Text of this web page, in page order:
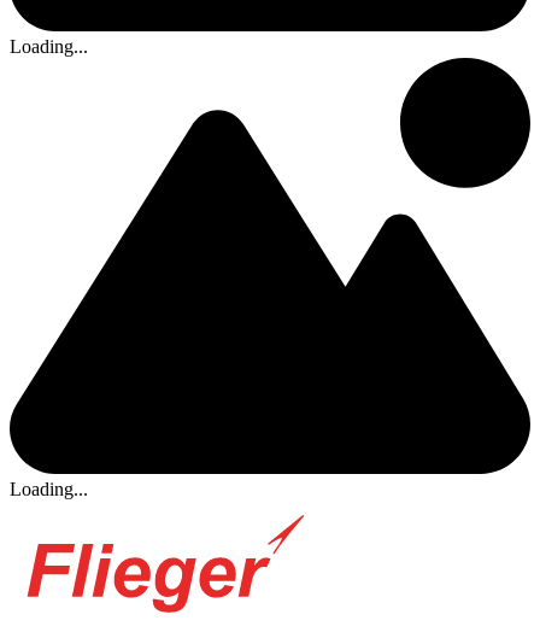
Loading...
Loading...